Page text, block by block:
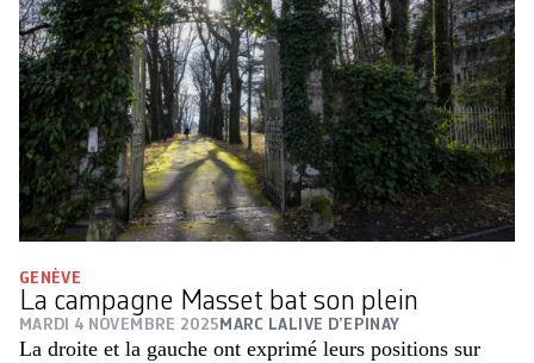
GENÈVE
La campagne Masset bat son plein
MARDI 4 NOVEMBRE 2025 MARC LALIVE D’EPINAY
La droite et la gauche ont exprimé leurs positions sur